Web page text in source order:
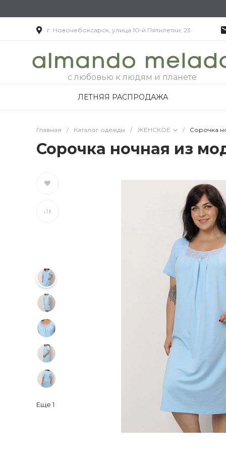
г. Новочебоксарск, улица 10-й Пятилетки, 23
с любовью к людям и планете
ЛЕТНЯЯ РАСПРОДАЖА
Главная / Каталог одежды / ЖЕНСКОЕ / Сорочка
Сорочка ночная из
Еще 1